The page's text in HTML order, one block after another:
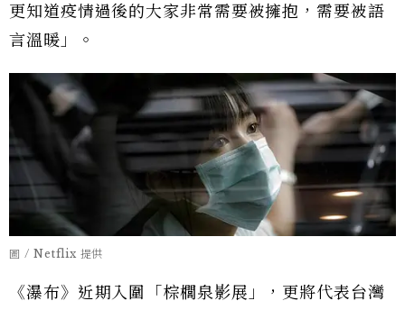
更知道疫情過後的大家非常需要被擁抱，需要被語
言溫暖」。
圖 / Netflix 提供
《瀑布》近期入圍「棕櫚泉影展」，更將代表台灣